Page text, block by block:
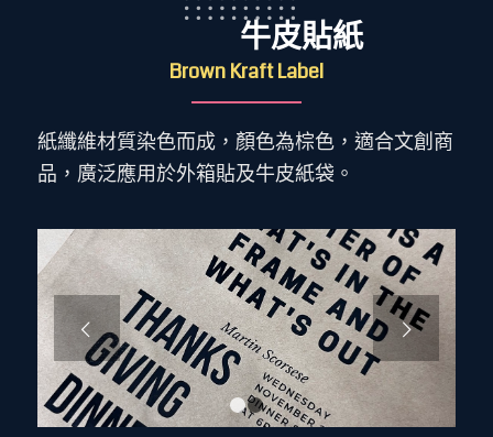
下一頁
1 2
牛皮貼紙
Brown Kraft Label
紙纖維材質染色而成，顏色為棕色，適合文創商
品，廣泛應用於外箱貼及牛皮紙袋。